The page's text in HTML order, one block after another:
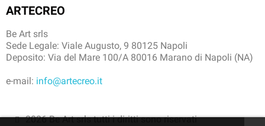
ARTECREO
Be Art srls
Sede Legale: Viale Augusto, 9 80125 Napoli
Deposito: Via del Mare 100/A 80016 Marano di Napoli (NA)
e-mail: info@artecreo.it
2026 Be Art srls tutti i diritti sono riservati